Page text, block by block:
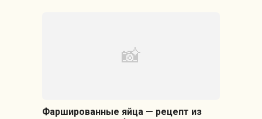
Фаршированные яйца — рецепт из